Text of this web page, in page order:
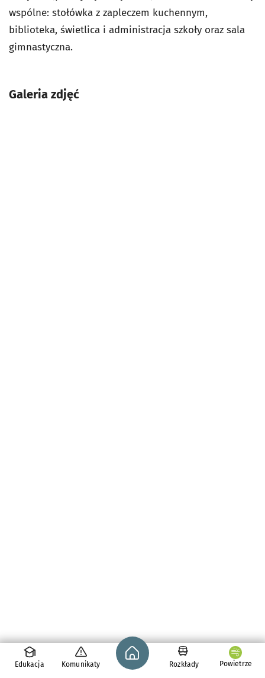
wspólne: stołówka z zapleczem kuchennym,
biblioteka, świetlica i administracja szkoły oraz sala
gimnastyczna.
Galeria zdjęć
Edukacja Komunikaty
Strona główna - wroclaw.pl
Rozkłady Powietrze